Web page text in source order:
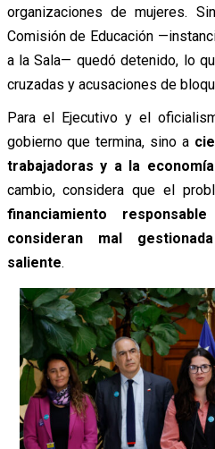
organizaciones de mujeres.
Comisión de Educación
a la Sala— quedó detenido, lo
cruzadas y acusaciones de
Para el Ejecutivo y el
gobierno que termina, sino a
trabajadoras y a la
cambio, considera que el
financiamiento
consideran mal
saliente.